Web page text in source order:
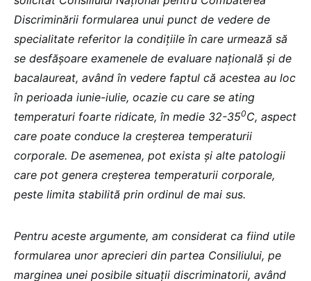
Discriminării formularea unui punct de vedere de
specialitate referitor la condițiile în care urmează să
se desfășoare examenele de evaluare națională și de
bacalaureat, având în vedere faptul că acestea au loc
în perioada iunie-iulie, ocazie cu care se ating
temperaturi foarte ridicate, în medie 32-350C, aspect
care poate conduce la creșterea temperaturii
corporale. De asemenea, pot exista și alte patologii
care pot genera creșterea temperaturii corporale,
peste limita stabilită prin ordinul de mai sus.
Pentru aceste argumente, am considerat ca fiind utile
formularea unor aprecieri din partea Consiliului, pe
marginea unei posibile situații discriminatorii, având